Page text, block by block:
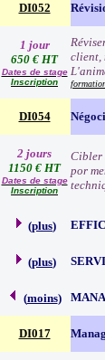
DI052
1 jour
650 € HT
Dates de stage
Inscription
client,
DI054
2 jours
1150 € HT
Dates de stage
Inscription
Cibler
por
(plus)
(plus)
(moins)
DI017